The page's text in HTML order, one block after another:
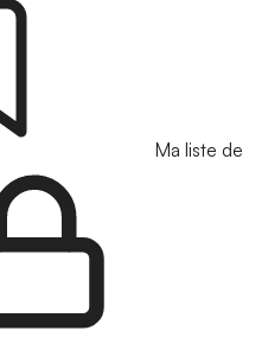
Ma liste de